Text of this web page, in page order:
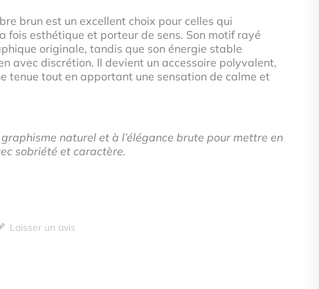
brun est un excellent choix pour celles qui
fois esthétique et porteur de sens. Son motif rayé
originale, tandis que son énergie stable
avec discrétion. Il devient un accessoire polyvalent,
tenue tout en apportant une sensation de calme et
naturel et à l’élégance brute pour mettre en
sobriété et caractère.
Laisser un avis